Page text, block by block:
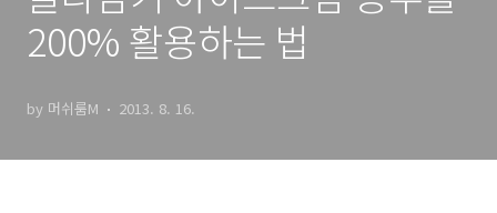
200% 활용하는 법
by 머쉬룸M 2013. 8. 16.